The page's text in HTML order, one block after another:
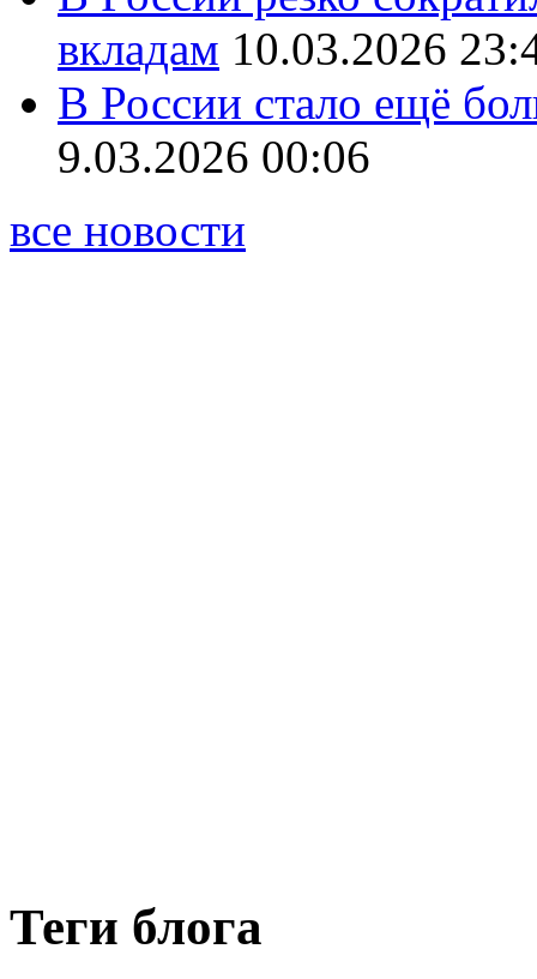
вкладам 10.03.2026
В России стало ещё
9.03.2026 00:06
все новости
Теги блога